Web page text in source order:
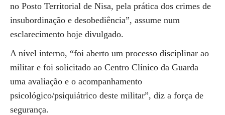
no Posto Territorial de Nisa, pela prática dos crimes de
insubordinação e desobediência”, assume num
esclarecimento hoje divulgado.
A nível interno, “foi aberto um processo disciplinar ao
militar e foi solicitado ao Centro Clínico da Guarda
uma avaliação e o acompanhamento
psicológico/psiquiátrico deste militar”, diz a força de
segurança.